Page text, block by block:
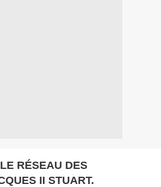
RÉSEAU DES
II STUART.